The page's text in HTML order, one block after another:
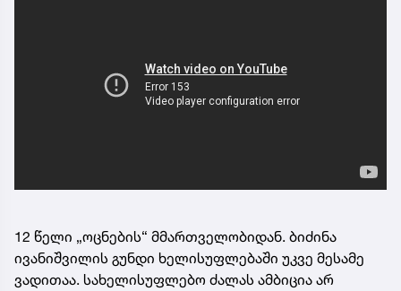
12 წელი „ოცნების“ მმართველობიდან. ბიძინა
ივანიშვილის გუნდი ხელისუფლებაში უკვე მესამე
ვადითაა. სახელისუფლებო ძალას ამბიცია არ